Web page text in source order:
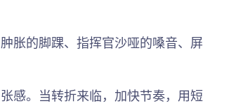
胀的脚踝、指挥官沙哑的嗓音、屏
感。当转折来临，加快节奏，用短